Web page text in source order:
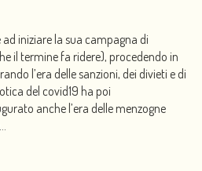
iniziare la sua campagna di
il termine fa ridere), procedendo in
l’era delle sanzioni, dei divieti e di
del covid19 ha poi
anche l’era delle menzogne